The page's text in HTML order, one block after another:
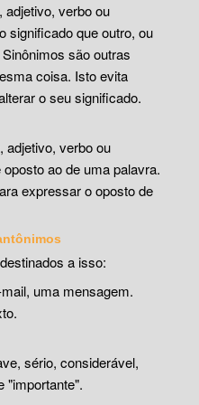
adjetivo, verbo ou
significado que outro, ou
são outras
coisa. Isto evita
o seu significado.
adjetivo, verbo ou
ao de uma palavra.
expressar o oposto de
a isso:
uma mensagem.
sério, considerável,
"importante".